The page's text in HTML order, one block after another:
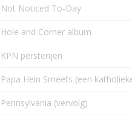
Not Noticed To-Day
Hole and Corner album
KPN persterijen
Papa Hein Smeets (een
Pennsylvania (vervolg)